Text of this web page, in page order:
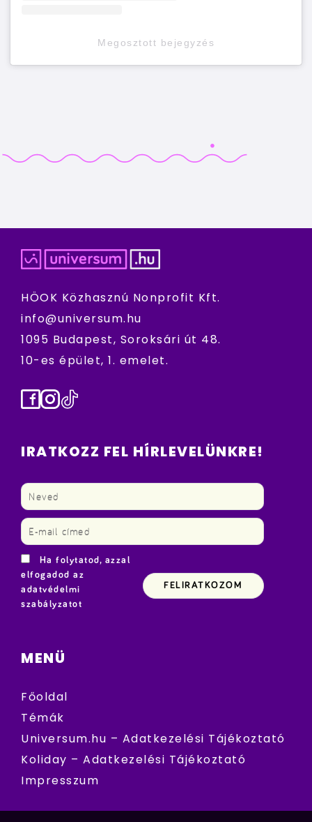
Megosztott bejegyzés
HÖOK Közhasznú Nonprofit Kft.
info@universum.hu
1095 Budapest, Soroksári út 48.
10-es épület, 1. emelet.
Facebook
Instagram
TikTok
IRATKOZZ FEL HÍRLEVELÜNKRE!
Ha folytatod, azzal
elfogadod az
adatvédelmi
szabályzatot
MENÜ
Főoldal
Témák
Universum.hu – Adatkezelési Tájékoztató
Koliday – Adatkezelési Tájékoztató
Impresszum